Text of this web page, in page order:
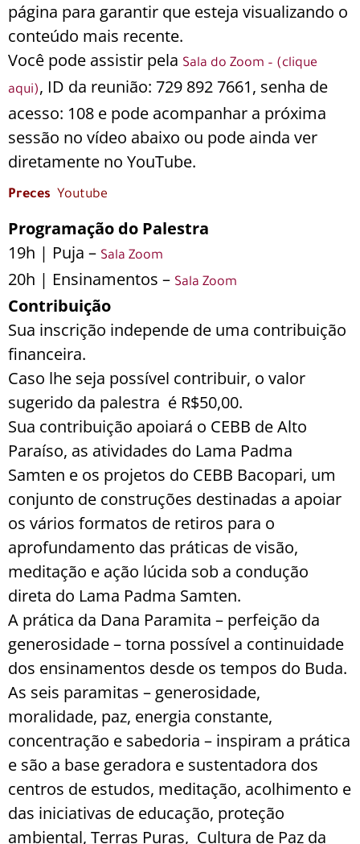
página para garantir que esteja visualizando o
conteúdo mais recente.
Você pode assistir pela Sala do Zoom – (clique
aqui), ID da reunião: 729 892 7661, senha de
acesso: 108 e pode acompanhar a próxima
sessão no vídeo abaixo ou pode ainda ver
diretamente no YouTube.
Preces Youtube
Programação do Palestra
19h | Puja – Sala Zoom
20h | Ensinamentos – Sala Zoom
Contribuição
Sua inscrição independe de uma contribuição
financeira.
Caso lhe seja possível contribuir, o valor
sugerido da palestra é R$50,00.
Sua contribuição apoiará o CEBB de Alto
Paraíso, as atividades do Lama Padma
Samten e os projetos do CEBB Bacopari, um
conjunto de construções destinadas a apoiar
os vários formatos de retiros para o
aprofundamento das práticas de visão,
meditação e ação lúcida sob a condução
direta do Lama Padma Samten.
A prática da Dana Paramita – perfeição da
generosidade – torna possível a continuidade
dos ensinamentos desde os tempos do Buda.
As seis paramitas – generosidade,
moralidade, paz, energia constante,
concentração e sabedoria – inspiram a prática
e são a base geradora e sustentadora dos
centros de estudos, meditação, acolhimento e
das iniciativas de educação, proteção
ambiental, Terras Puras, Cultura de Paz da